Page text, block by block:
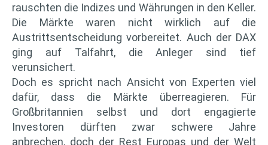
rauschten die Indizes und Währungen in den Keller.
Die Märkte waren nicht wirklich auf die
Austrittsentscheidung vorbereitet. Auch der DAX
ging auf Talfahrt, die Anleger sind tief
verunsichert.
Doch es spricht nach Ansicht von Experten viel
dafür, dass die Märkte überreagieren. Für
Großbritannien selbst und dort engagierte
Investoren dürften zwar schwere Jahre
anbrechen, doch der Rest Europas und der Welt